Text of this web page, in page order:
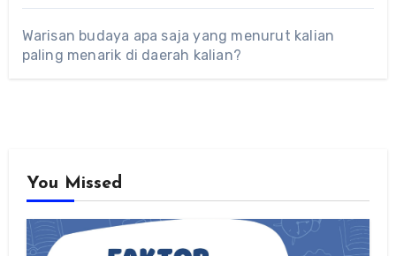
Warisan budaya apa saja yang menurut kalian
paling menarik di daerah kalian?
You Missed